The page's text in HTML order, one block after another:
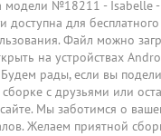
модели №18211 - Isabelle
доступна для
Файл можно
на устройствах
рады, если вы
с друзьями или
Мы заботимся о
Желаем приятной